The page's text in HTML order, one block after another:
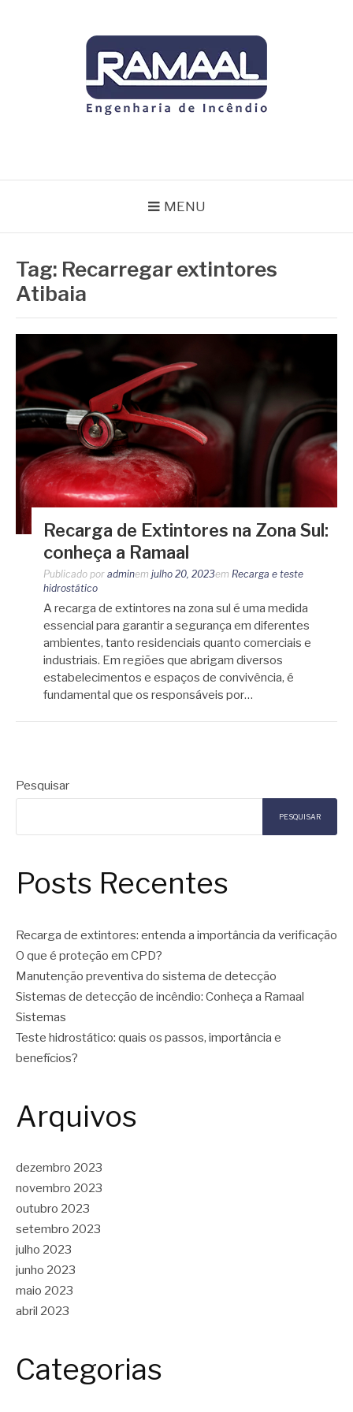
MENU
Tag: Recarregar extintores
Atibaia
Recarga de Extintores na Zona Sul:
conheça a Ramaal
Publicado por adminem julho 20, 2023em Recarga e teste
hidrostático
A recarga de extintores na zona sul é uma medida
essencial para garantir a segurança em diferentes
ambientes, tanto residenciais quanto comerciais e
industriais. Em regiões que abrigam diversos
estabelecimentos e espaços de convivência, é
fundamental que os responsáveis por…
Pesquisar
PESQUISAR
Posts Recentes
Recarga de extintores: entenda a importância da verificação
O que é proteção em CPD?
Manutenção preventiva do sistema de detecção
Sistemas de detecção de incêndio: Conheça a Ramaal
Sistemas
Teste hidrostático: quais os passos, importância e
benefícios?
Arquivos
dezembro 2023
novembro 2023
outubro 2023
setembro 2023
julho 2023
junho 2023
maio 2023
abril 2023
Categorias